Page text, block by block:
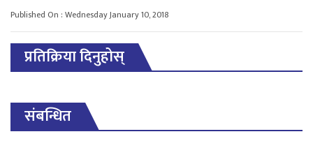
Published On : Wednesday January 10, 2018
प्रतिक्रिया दिनुहोस्
संबन्धित